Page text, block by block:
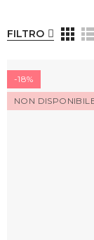
FILTRO
-18%
NON